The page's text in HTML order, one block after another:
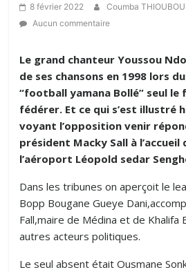
8 février 2022
Coumba
Aucun commentaire
Le grand chanteur Youssou
de ses chansons en 1998 lors
“football yamana Bollé” seul
fédérer. Et ce qui s’est illustré
voyant l’opposition venir
président Macky Sall à l’accueil
l’aéroport Léopold sedar
Dans les tribunes on aperçoit le
Bopp Bougane Gueye
Fall,maire de Médina et de Khalifa
autres acteurs politiques.
Le seul absent était Ousmane